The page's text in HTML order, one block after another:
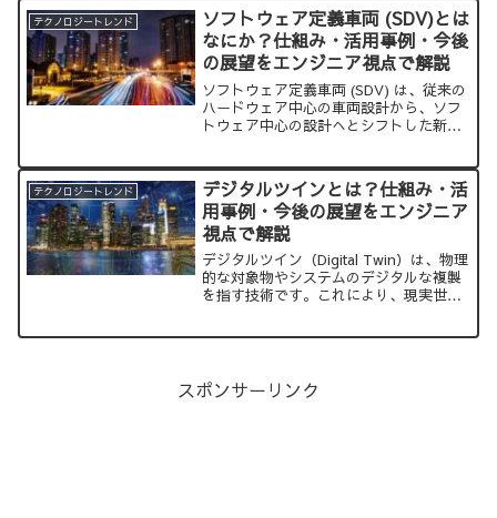
要トレンドを紹介します。デジタル時代
を生き抜くための必読情報！
テクノロジートレンド
ソフトウェア定義車両 (SDV)とは
なにか？仕組み・活用事例・今後
の展望をエンジニア視点で解説
ソフトウェア定義車両 (SDV) は、従来の
ハードウェア中心の車両設計から、ソフ
トウェア中心の設計へとシフトした新し
て柔軟に変更・向上させることができる
ため、進化し続ける技術の恩恵を最大限
に受けることができます。
テクノロジートレンド
デジタルツインとは？仕組み・活
用事例・今後の展望をエンジニア
視点で解説
デジタルツイン（Digital Twin）は、物理
的な対象物やシステムのデジタルな複製
を指す技術です。これにより、現実世界
の未来について詳しく解説します。
スポンサーリンク